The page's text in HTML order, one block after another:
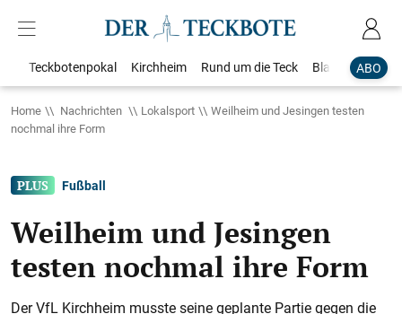
ABO
Teckbotenpokal Kirchheim Rund um die Teck Blaulicht
Home Nachrichten Lokalsport
Weilheim und Jesingen testen
nochmal ihre Form
Fußball
Weilheim und Jesingen
testen nochmal ihre Form
Der VfL Kirchheim musste seine geplante Partie gegen die